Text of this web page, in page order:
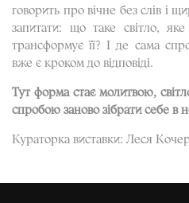
говорить про вічне без слів і
запитати: що таке світло,
трансформує її? І де сама
вже є кроком до відповіді.
Тут форма стає молитвою,
спробою заново зібрати себе в
Кураторка виставки: Леся